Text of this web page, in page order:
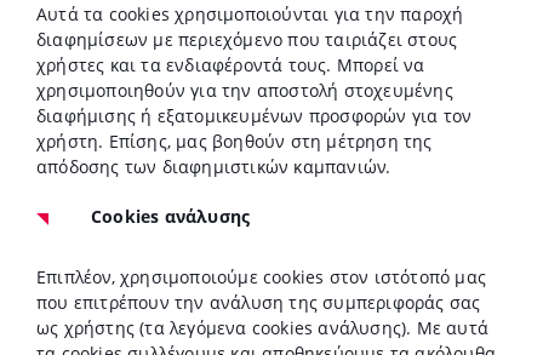
Αυτά τα cookies χρησιμοποιούνται για την παροχή
διαφημίσεων με περιεχόμενο που ταιριάζει στους
χρήστες και τα ενδιαφέροντά τους. Μπορεί να
χρησιμοποιηθούν για την αποστολή στοχευμένης
διαφήμισης ή εξατομικευμένων προσφορών για τον
χρήστη. Επίσης, μας βοηθούν στη μέτρηση της
απόδοσης των διαφημιστικών καμπανιών.
Cookies ανάλυσης
Επιπλέον, χρησιμοποιούμε cookies στον ιστότοπό μας
που επιτρέπουν την ανάλυση της συμπεριφοράς σας
ως χρήστης (τα λεγόμενα cookies ανάλυσης). Με αυτά